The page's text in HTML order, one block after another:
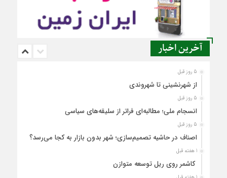
آخرین اخبار
5 روز قبل
از شهرنشینی تا شهروندی
5 روز قبل
انسجام ملی؛ مطالبه‌ای فراتر از سلیقه‌های سیاسی
5 روز قبل
اصناف در حاشیه تصمیم‌سازی؛ شهر بدون بازار به کجا می‌رسد؟
1 هفته قبل
کاشمر روی ریل توسعه متوازن